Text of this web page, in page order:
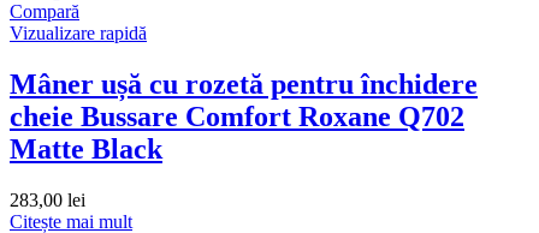
Compară
Vizualizare rapidă
Mâner ușă cu rozetă pentru închidere
cheie Bussare Comfort Roxane Q702
Matte Black
283,00 lei
Citește mai mult